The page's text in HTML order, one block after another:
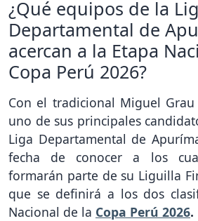
¿Qué equipos de la
Departamental de
acercan a la Etapa
Copa Perú 2026?
Con el tradicional Miguel Grau
uno de sus principales
Liga Departamental de
fecha de conocer a los
formarán parte de su Liguilla
que se definirá a los dos
Nacional de la Copa Perú 2026.